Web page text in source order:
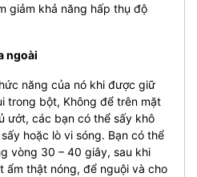
giảm khả năng hấp thụ độ
ngoài
năng của nó khi được giữ
trong bột, Không để trên mặt
ướt, các bạn có thể sấy khô
hoặc lò vi sóng. Bạn có thể
vòng 30 – 40 giây, sau khi
ẩm thật nóng, để nguội và cho